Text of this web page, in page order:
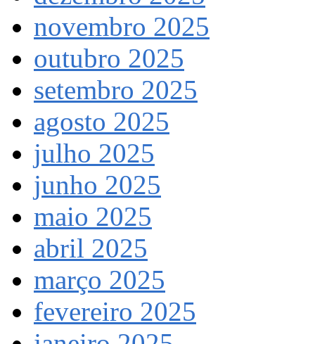
novembro 2025
outubro 2025
setembro 2025
agosto 2025
julho 2025
junho 2025
maio 2025
abril 2025
março 2025
fevereiro 2025